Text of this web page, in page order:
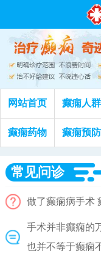
网站首页 癫痫人群
癫痫药物 癫痫预防
常见问诊
做了癫痫病手术
手术并非癫痫的
也并不等于癫痫